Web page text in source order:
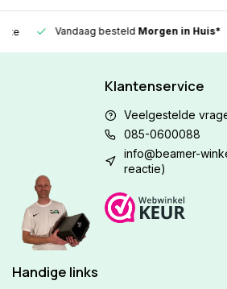
Vandaag besteldMorgen in Huis*
Klantenservice
Veelgestelde
085-0600088
info@beamer-
reactie)
Handige links